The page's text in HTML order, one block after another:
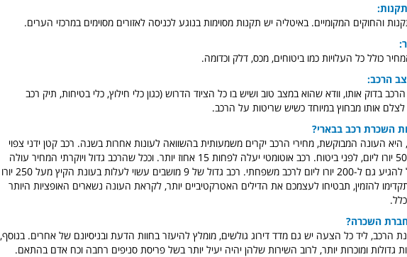
והחוקים המקומיים. באיטליה יש תקנות מסוימות בנוגע לכניסה לאזורים מסוימים במרכזי הערים.
כולל כל העלויות כמו ביטוחים, מכס, דלק וכדומה.
הרכב:
בדוק אותו, וודא שהוא במצב טוב ושיש בו כל הציוד הדרוש (כגון כלי חילוץ, כלי בטיחות, תיק רכב
לצלם אותו מבחוץ במיוחד כשיש שריטות על הרכב.
השכרת רכב בבארי?
היא העונה המבוקשת, מחירי הרכב יקרים משמעותית בהשוואה לעונות אחרות בשנה. רכב קטן ידני צפוי
להתחיל בכ-50 יורו ליום, לפני ביטוח. רכב אוטומטי יעלה לפחות 15 אחוז יותר. וככל שהרכב גדול ויוקרתי המחיר עולה
בהתאם ויכול להגיע גם ל-200 יורו ליום לרכב משפחתי. רכב גדול של 9 מושבים עשוי לעלות בעונת הקיץ מעל 250 יורו
להזמין, תבטיחו לעצמכם את הדילים האטרקטיביים יותר, לקראת העונה נשארים האופציות היותר
השכרה?
הרכב, ליד כל הצעה יש גם מדד דירוג גולשים, מומלץ להיעזר בחוות הדעת ובניסיונם של אחרים. בנוסף,
גדולות ומוכרות יותר, לרוב השירות שלהן יהיה יעיל יותר בשל פריסת סניפים רחבה וכח אדם בהתאם.